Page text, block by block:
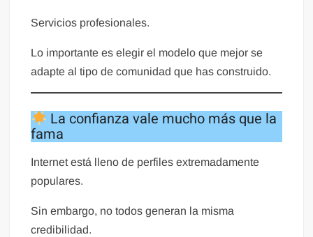
Servicios profesionales.
Lo importante es elegir el modelo que mejor se
adapte al tipo de comunidad que has construido.
La confianza vale mucho más que la
fama
Internet está lleno de perfiles extremadamente
populares.
Sin embargo, no todos generan la misma
credibilidad.